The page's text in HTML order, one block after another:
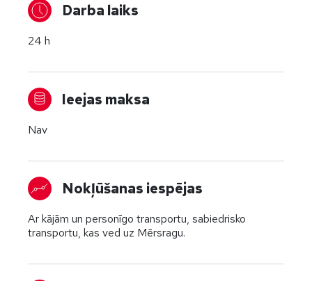
Darba laiks
24 h
Ieejas maksa
Nav
Nokļūšanas iespējas
Ar kājām un personīgo transportu, sabiedrisko
transportu, kas ved uz Mērsragu.